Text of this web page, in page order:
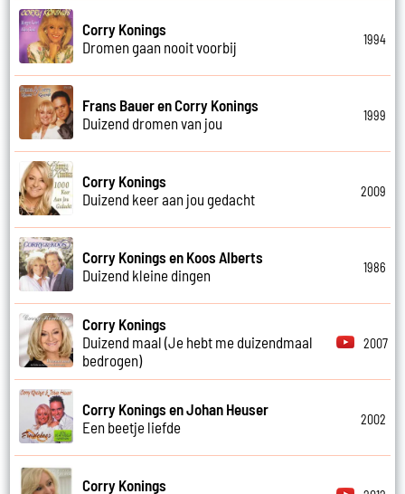
Corry Konings
Dromen gaan nooit voorbij
1994
Frans Bauer en Corry Konings
Duizend dromen van jou
1999
Corry Konings
Duizend keer aan jou gedacht
2009
Corry Konings en Koos Alberts
Duizend kleine dingen
1986
Corry Konings
Duizend maal (Je hebt me duizendmaal
bedrogen)
2007
Corry Konings en Johan Heuser
Een beetje liefde
2002
Corry Konings